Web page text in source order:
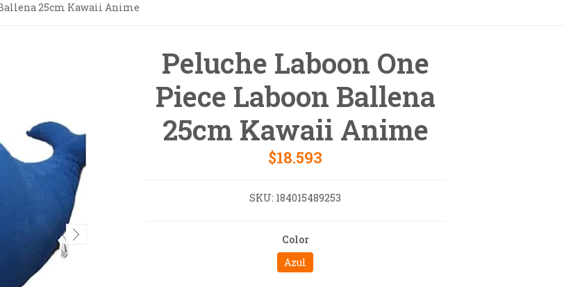
25cm Kawaii Anime
Peluche Laboon One
Piece Laboon Ballena
25cm Kawaii Anime
$18.593
SKU: 184015489253
Color
Azul